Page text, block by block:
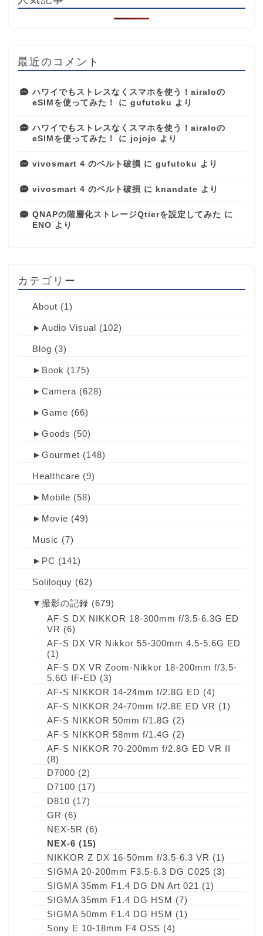
最近のコメント
ハワイでもストレスなくスマホを使う！airaloの
eSIMを使ってみた！
に gufutoku より
ハワイでもストレスなくスマホを使う！airaloの
eSIMを使ってみた！
に jojojo より
vivosmart 4 のベルト破損 に gufutoku より
vivosmart 4 のベルト破損 に knandate より
QNAPの階層化ストレージQtierを設定してみた に
ENO より
カテゴリー
About (1)
► Audio Visual (102)
Blog (3)
► Book (175)
► Camera (628)
► Game (66)
► Goods (50)
► Gourmet (148)
Healthcare (9)
► Mobile (58)
► Movie (49)
Music (7)
► PC (141)
Soliloquy (62)
▼ 撮影の記録 (679)
AF-S DX NIKKOR 18-300mm f/3.5-6.3G ED
VR (6)
AF-S DX VR Nikkor 55-300mm 4.5-5.6G ED
(1)
AF-S DX VR Zoom-Nikkor 18-200mm f/3.5-
5.6G IF-ED (3)
AF-S NIKKOR 14-24mm f/2.8G ED (4)
AF-S NIKKOR 24-70mm f/2.8E ED VR (1)
AF-S NIKKOR 50mm f/1.8G (2)
AF-S NIKKOR 58mm f/1.4G (2)
AF-S NIKKOR 70-200mm f/2.8G ED VR II
(8)
D7000 (2)
D7100 (17)
D810 (17)
GR (6)
NEX-5R (6)
NEX-6 (15)
NIKKOR Z DX 16-50mm f/3.5-6.3 VR (1)
SIGMA 20-200mm F3.5-6.3 DG C025 (3)
SIGMA 35mm F1.4 DG DN Art 021 (1)
SIGMA 35mm F1.4 DG HSM (7)
SIGMA 50mm F1.4 DG HSM (1)
Sony E 10-18mm F4 OSS (4)